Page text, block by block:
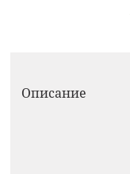
Описание